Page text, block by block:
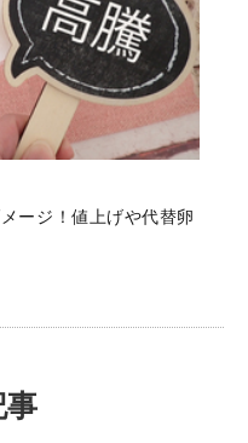
ージ！値上げや代替卵
事